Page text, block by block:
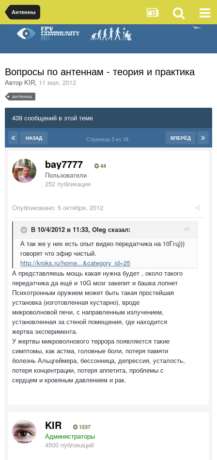
Антенны
Вопросы по антеннам - теория и практика
Автор KIR, 11 мая, 2012
антенна
439 сообщений в этой теме
НАЗАД ВПЕРЁД
Страница 3 из 18
bay7777 44
Пользователи
252 публикации
Опубликовано: 5 октября, 2012
В 10/4/2012 в 11:33, Oleg сказал:
А так же у них есть опыт видео передатчика на 10Ггц)))
говорят что эфир чистый.
http://kroks.ru/home...&category_id=25
А представляешь мощь какая нужна будет , около такого
передатчика да ещё и 10G мозг закепит и башка лопнет
Психотронным оружием может быть такая простейшая
установка (изготовленная кустарно), вроде
микроволновой печи, с направленным излучением,
установленная за стеной помещения, где находится
жертва эксперимента.
У жертвы микроволнового террора появляются такие
симптомы, как астма, головные боли, потеря памяти
болезнь Альцгеймера, бессонница, депрессия, усталость,
потеря концентрации, потеря аппетита, проблемы с
сердцем и кровяным давлением и рак.
KIR 1537
Администраторы
4500 публикаций